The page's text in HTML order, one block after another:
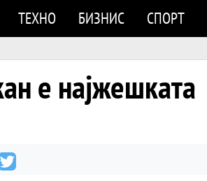
ТЕХНО БИЗНИС СПОРТ
е најжешката